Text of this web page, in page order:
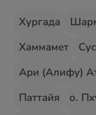
Хургада
Хаммамет
Ари (Алифу)
Паттайя
о.